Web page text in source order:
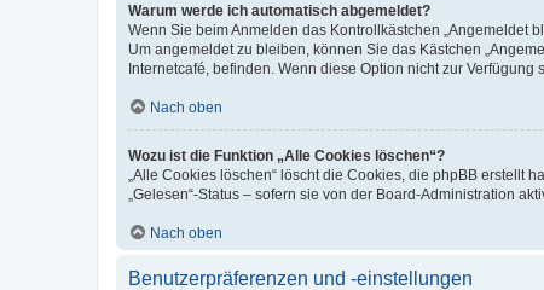
Warum werde ich automatisch abgemeldet?
Wenn Sie beim Anmelden das Kontrollkästchen „Angemeldet
Um angemeldet zu bleiben, können Sie das Kästchen
Internetcafé, befinden. Wenn diese Option nicht zur
Nach oben
Wozu ist die Funktion „Alle Cookies löschen“?
„Alle Cookies löschen“ löscht die Cookies, die phpBB
„Gelesen“-Status – sofern sie von der Board-Administration
Nach oben
Benutzerpräferenzen und -einstellungen